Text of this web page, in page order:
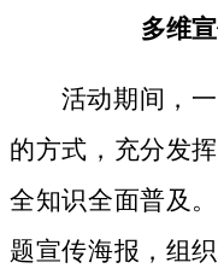
多维
活动期间，
的方式， 充分发
全知识全面普及
题宣传海报，组